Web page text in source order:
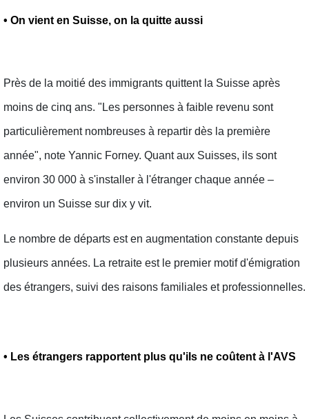
• On vient en Suisse, on la quitte aussi
Près de la moitié des immigrants quittent la Suisse après
moins de cinq ans. "Les personnes à faible revenu sont
particulièrement nombreuses à repartir dès la première
année", note Yannic Forney. Quant aux Suisses, ils sont
environ 30 000 à s'installer à l'étranger chaque année –
environ un Suisse sur dix y vit.
Le nombre de départs est en augmentation constante depuis
plusieurs années. La retraite est le premier motif d'émigration
des étrangers, suivi des raisons familiales et professionnelles.
• Les étrangers rapportent plus qu'ils ne coûtent à l'AVS